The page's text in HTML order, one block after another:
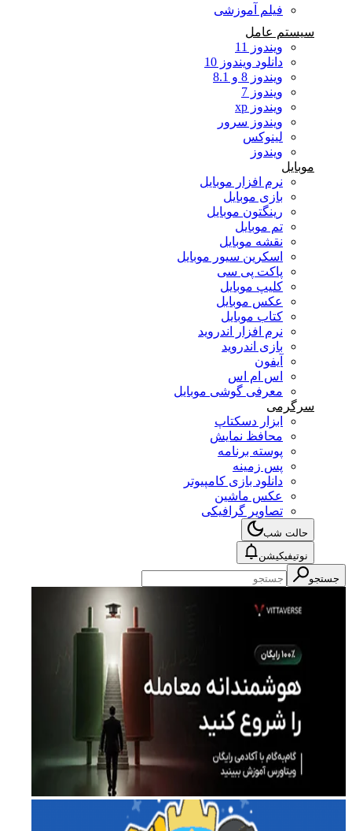
فیلم آموزشی
سیستم عامل
ویندوز 11
دانلود ویندوز 10
ویندوز 8 و 8.1
ویندوز 7
ویندوز xp
ویندوز سرور
لینوکس
ویندوز
موبایل
نرم افزار موبایل
بازی موبایل
رینگتون موبایل
تم موبایل
نقشه موبایل
اسکرین سیور موبایل
پاکت پی سی
کلیپ موبایل
عکس موبایل
کتاب موبایل
نرم افزار اندروید
بازی اندروید
آیفون
اس ام اس
معرفی گوشی موبایل
سرگرمی
ابزار دسکتاپ
محافظ نمایش
پوسته برنامه
پس زمینه
دانلود بازی کامپیوتر
عکس ماشین
تصاویر گرافیکی
حالت شب
نوتیفیکیشن
جستجو